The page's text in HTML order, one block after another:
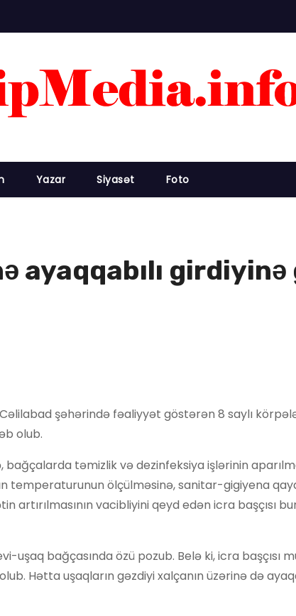
Yazar Siyasət Foto
ayaqqabılı
şəhərində fəaliyyət göstərən 8 saylı
olub.
təmizlik və dezinfeksiya işlərinin
temperaturunun ölçülməsinə, sanitar-gigiyena
vacibliyini qeyd edən icra başçısı
uşaq bağçasında özü pozub. Belə ki, icra başçısı
Hətta uşaqların gəzdiyi xalçanın üzərinə də